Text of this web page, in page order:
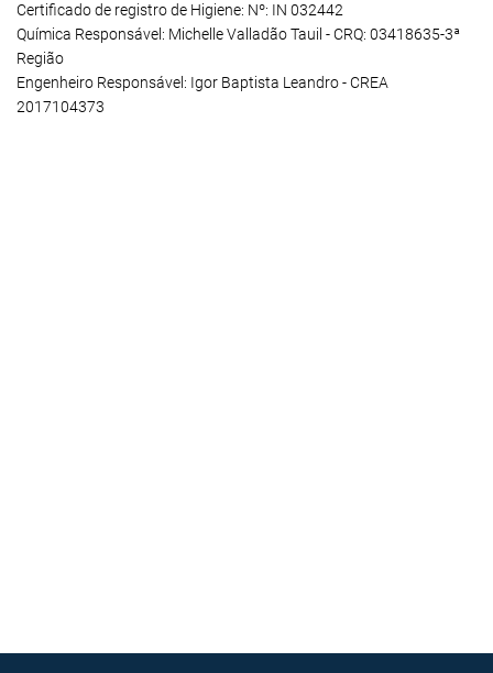
Certificado de registro de Higiene: Nº: IN 032442
Química Responsável: Michelle Valladão Tauil - CRQ: 03418635-3ª
Região
Engenheiro Responsável: Igor Baptista Leandro - CREA
2017104373